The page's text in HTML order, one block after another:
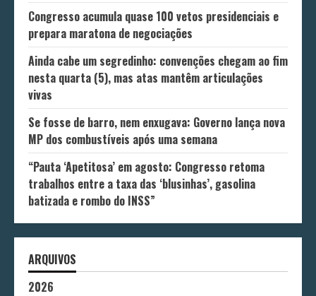
Congresso acumula quase 100 vetos presidenciais e
prepara maratona de negociações
Ainda cabe um segredinho: convenções chegam ao fim
nesta quarta (5), mas atas mantêm articulações
vivas
Se fosse de barro, nem enxugava: Governo lança nova
MP dos combustíveis após uma semana
“Pauta ‘Apetitosa’ em agosto: Congresso retoma
trabalhos entre a taxa das ‘blusinhas’, gasolina
batizada e rombo do INSS”
ARQUIVOS
2026